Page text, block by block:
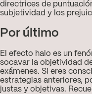
directrices de
subjetividad y los
Por último
El efecto halo es un
socavar la objetividad
exámenes. Si eres
estrategias anteriores,
justas y objetivas.